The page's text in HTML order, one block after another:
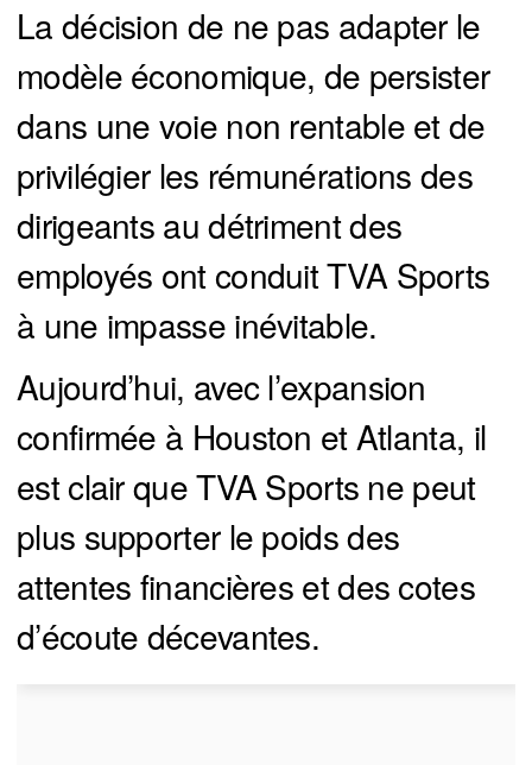
La décision de ne pas adapter le
modèle économique, de persister
dans une voie non rentable et de
privilégier les rémunérations des
dirigeants au détriment des
employés ont conduit TVA Sports
à une impasse inévitable.
Aujourd’hui, avec l’expansion
confirmée à Houston et Atlanta, il
est clair que TVA Sports ne peut
plus supporter le poids des
attentes financières et des cotes
d’écoute décevantes.